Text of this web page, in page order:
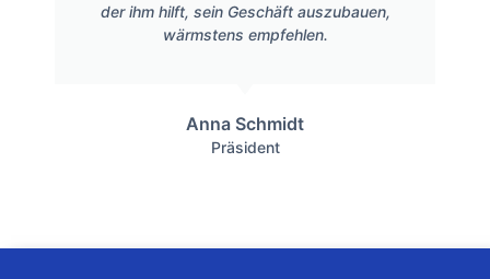
der ihm hilft, sein Geschäft auszubauen,
wärmstens empfehlen.
Anna Schmidt
Präsident